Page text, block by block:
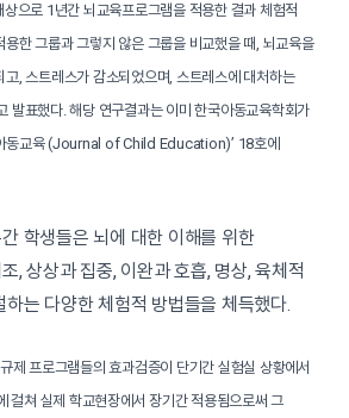
으로 1년간 뇌교육프로그램을 적용한 결과 체험적
한 그룹과 그렇지 않은 그룹을 비교했을 때, 뇌교육을
, 스트레스가 감소되었으며, 스트레스에 대처하는
발표했다. 해당 연구결과는 이미 한국아동교육학회가
동교육 (Journal of Child Education)’ 18호에
학생들은 뇌에 대한 이해를 위한
, 상상과 집중, 이완과 호흡, 명상, 육체적
는 다양한 체험적 방법들을 체득했다.
제 프로그램들의 효과검증이 단기간 실험실 상황에서
걸쳐 실제 학교현장에서 장기간 적용됨으로써 그